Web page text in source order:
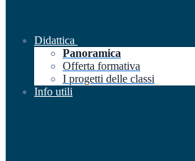
Didattica
Panoramica
Offerta formativa
I progetti delle classi
Info utili